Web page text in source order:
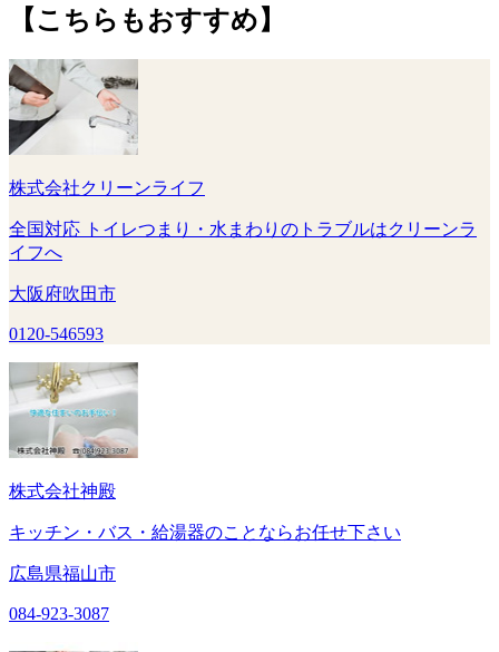
【こちらもおすすめ】
株式会社クリーンライフ
全国対応 トイレつまり・水まわりのトラブルはクリーンラ
イフへ
大阪府吹田市
0120-546593
株式会社神殿
キッチン・バス・給湯器のことならお任せ下さい
広島県福山市
084-923-3087